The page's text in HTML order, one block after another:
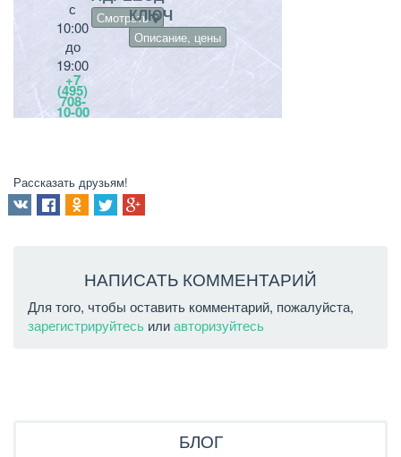
Рассказать друзьям!
НАПИСАТЬ КОММЕНТАРИЙ
Для того, чтобы оставить комментарий, пожалуйста,
зарегистрируйтесь илиавторизуйтесь
БЛОГ